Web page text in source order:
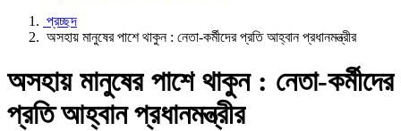
প্রচ্ছদ
অসহায় মানুষের পাশে থাকুন : নেতা-কর্মীদের প্রতি আহ্বান প্রধানমন্ত্রীর
অসহায় মানুষের পাশে থাকুন : নেতা-কর্মীদের
প্রতি আহ্বান প্রধানমন্ত্রীর